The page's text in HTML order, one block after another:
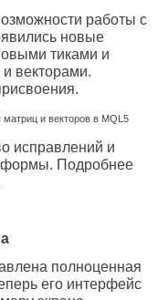
работы с
новые
тиками и
векторами.
исправлений и
Подробнее
полноценная
его интерфейс